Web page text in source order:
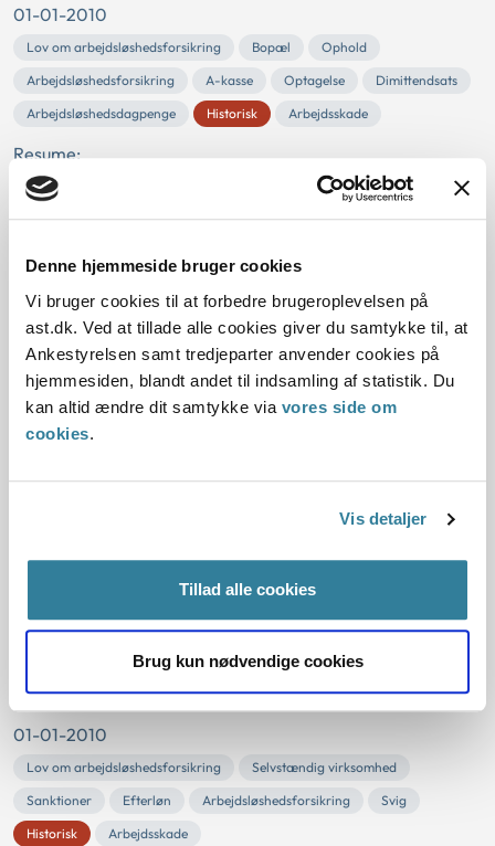
Denne hjemmeside bruger cookies
Vi bruger cookies til at forbedre brugeroplevelsen på
ast.dk. Ved at tillade alle cookies giver du samtykke til, at
Ankestyrelsen samt tredjeparter anvender cookies på
hjemmesiden, blandt andet til indsamling af statistik. Du
kan altid ændre dit samtykke via vores side om
cookies.
Vis detaljer
Tillad alle cookies
Brug kun nødvendige cookies
01-01-2010
Lov om arbejdsløshedsforsikring Bopæl
Ophold
Arbejdsløshedsforsikring
A-kasse Optagelse
Dimittendsats
Arbejdsløshedsdagpenge
Historisk Arbejdsskade
Resume:
Personer, der på baggrund af en erhvervsmæssig
uddannelse søger om optagelse i en dansk a-kasse, skal
Ankestyrelsens principafgørelse 21-
10
01-01-2010
Lov om arbejdsløshedsforsikring Ferieloven
Fradrag
Feriegodtgørelse
feriegodtgørelse. Feriegodtgørelse for tidligere eller
løbende optjeningsår kan udbetales til lønmod...
Ankestyrelsens principafgørelse
222-10
01-01-2010
Lov om arbejdsløshedsforsikring
Selvstændig virksomhed
Sanktioner
Efterløn Arbejdsløshedsforsikring
Svig
Historisk
Arbejdsskade